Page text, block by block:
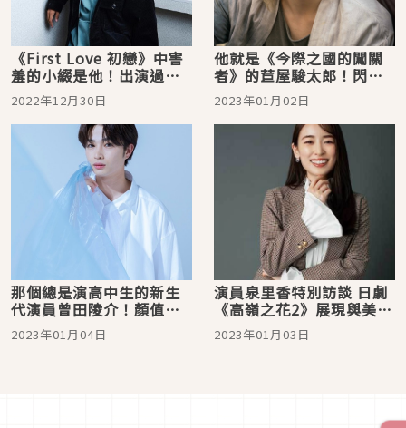
《First Love 初戀》中害
羞的小綴是他！出演過超
多角色童年的演員荒木飛
羽
2022年12月30日
他就是《今際之國的闖關
者》的苣屋駿太郎！閃耀
著七彩光芒的演員「村上
虹郎」
2023年01月02日
那個總是演高中生的新生
代演員曾田陵介！顏值、
形象優秀到被母校找回去
拍形象宣傳片
2023年01月04日
演員泉里香特別訪談 日劇
《高嶺之花2》展現與美貌
呈現超大反差的搞笑演技
2023年01月03日